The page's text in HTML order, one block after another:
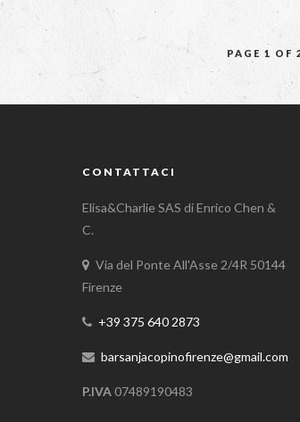
PAGE 1 OF
CONTATTACI
Elisa&Charlie SAS di Enrico Chen &
C.
Via del Ponte All'Asse 2/4R 50144
Firenze
+39 375 640 2873
barsanjacopinofirenze@gmail.com
P.IVA07489190483